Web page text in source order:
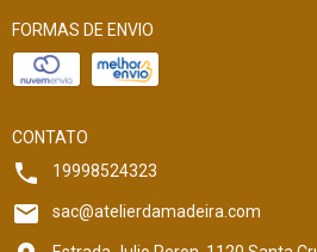
FORMAS DE ENVIO
CONTATO
19998524323
sac@atelierdamadeira.com